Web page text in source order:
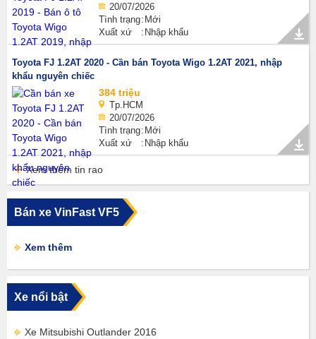
20/07/2026
Tình trạng Mới
Xuất xứ
Nhập khẩu
Toyota FJ 1.2AT 2020 - Cần bán Toyota Wigo 1.2AT 2021, nhập
khẩu nguyên chiếc
384 triệu
Tp.HCM
20/07/2026
Tình trạng Mới
Xuất xứ
Nhập khẩu
Xem thêm tin rao
Bán xe VinFast VF5
Xem thêm
Xe nổi bật
Xe Mitsubishi Outlander 2016